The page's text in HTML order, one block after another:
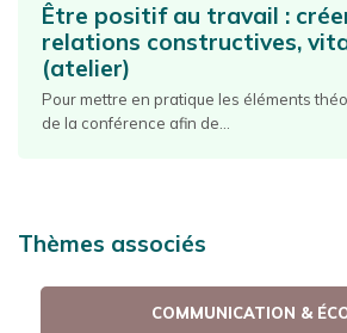
Être positif au travail :
relations constructives,
(atelier)
Pour mettre en pratique les éléments
de la conférence afin de...
Thèmes associés
COMMUNICATION &